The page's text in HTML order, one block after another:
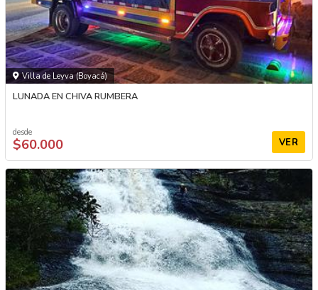
Villa de Leyva (Boyacá)
LUNADA EN CHIVA RUMBERA
desde
$60.000 VER